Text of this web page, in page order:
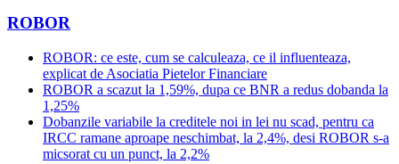
ROBOR
ROBOR: ce este, cum se calculeaza, ce il influenteaza,
explicat de Asociatia Pietelor Financiare
ROBOR a scazut la 1,59%, dupa ce BNR a redus dobanda la
1,25%
Dobanzile variabile la creditele noi in lei nu scad, pentru ca
IRCC ramane aproape neschimbat, la 2,4%, desi ROBOR s-a
micsorat cu un punct, la 2,2%